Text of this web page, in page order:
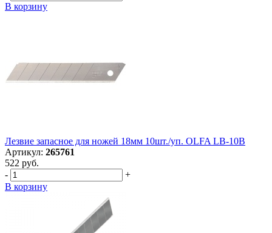
В корзину
Лезвие запасное для ножей 18мм 10шт./уп. OLFA LB-10B
Артикул: 265761
522 руб.
-
+
В корзину